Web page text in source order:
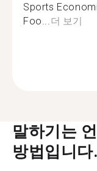
Sports
Foo... 더 보기
말하기는
방법입니다.